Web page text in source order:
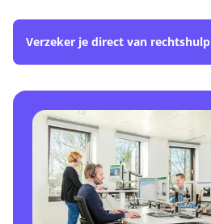
Verzeker je direct van rechtshulp